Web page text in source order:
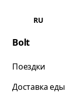
RU
Bolt
Поездки
Доставка еды